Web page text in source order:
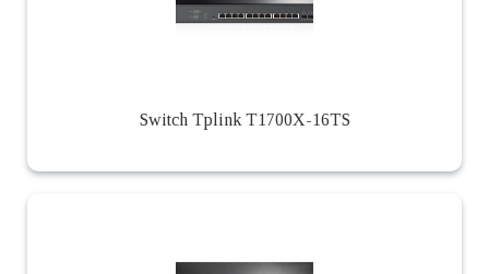
Switch Tplink T1700X-16TS